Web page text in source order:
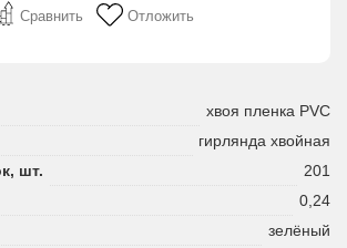
Сравнить Отложить
хвоя пленка PVC
гирлянда хвойная
шт.
201
0,24
зелёный